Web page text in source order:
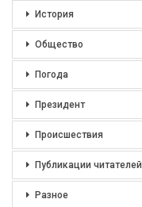
История
Общество
Погода
Президент
Происшествия
Публикации читателей
Разное